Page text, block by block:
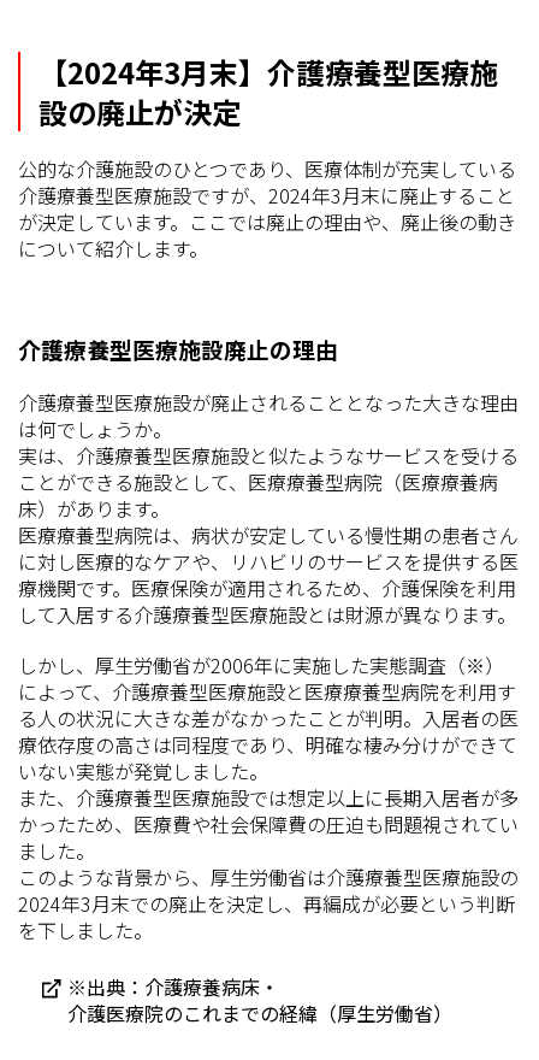
【2024年3月末】介護療養型医療施
設の廃止が決定
公的な介護施設のひとつであり、医療体制が充実している
介護療養型医療施設ですが、2024年3月末に廃止すること
が決定しています。ここでは廃止の理由や、廃止後の動き
について紹介します。
介護療養型医療施設廃止の理由
介護療養型医療施設が廃止されることとなった大きな理由
は何でしょうか。
実は、介護療養型医療施設と似たようなサービスを受ける
ことができる施設として、医療療養型病院（医療療養病
床）があります。
医療療養型病院は、病状が安定している慢性期の患者さん
に対し医療的なケアや、リハビリのサービスを提供する医
療機関です。医療保険が適用されるため、介護保険を利用
して入居する介護療養型医療施設とは財源が異なります。
しかし、厚生労働省が2006年に実施した実態調査（※）
によって、介護療養型医療施設と医療療養型病院を利用す
る人の状況に大きな差がなかったことが判明。入居者の医
療依存度の高さは同程度であり、明確な棲み分けができて
いない実態が発覚しました。
また、介護療養型医療施設では想定以上に長期入居者が多
かったため、医療費や社会保障費の圧迫も問題視されてい
ました。
このような背景から、厚生労働省は介護療養型医療施設の
2024年3月末での廃止を決定し、再編成が必要という判断
を下しました。
※出典：介護療養病床・
介護医療院のこれまでの経緯（厚生労働省）